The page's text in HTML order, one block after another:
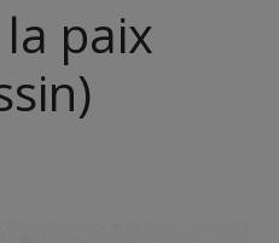
paix